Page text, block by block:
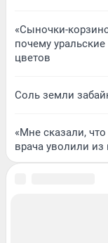
«Сыночки-
почему
цветов
Соль земли
«Мне сказали,
врача уволили